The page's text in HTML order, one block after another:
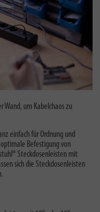
Wand, um Kabelchaos zu
einfach für Ordnung und
Befestigung von
Steckdosenleisten mit
sich die Steckdosenleisten